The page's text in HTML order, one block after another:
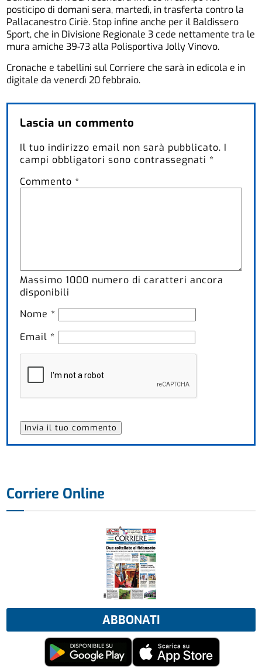
posticipo di domani sera, martedì, in trasferta contro la
Pallacanestro Ciriè. Stop infine anche per il Baldissero
Sport, che in Divisione Regionale 3 cede nettamente tra le
mura amiche 39-73 alla Polisportiva Jolly Vinovo.
Cronache e tabellini sul Corriere che sarà in edicola e in
digitale da venerdì 20 febbraio.
Lascia un commento
Il tuo indirizzo email non sarà pubblicato. I
campi obbligatori sono contrassegnati *
Commento *
Massimo1000 numero di caratteri ancora
disponibili
Nome *
Email *
Corriere Online
ABBONATI